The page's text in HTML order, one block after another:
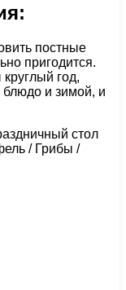
постные
пригодится.
год,
блюдо и зимой, и
стол
/ Грибы /